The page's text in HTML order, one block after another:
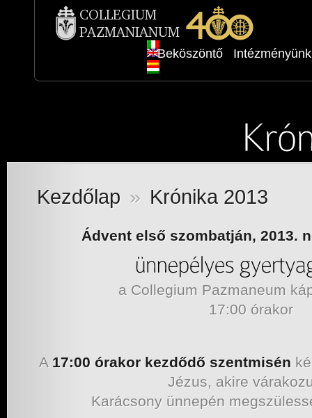
Beköszöntő Intézményünk
Kezdőlap » Krónika 2013
Ádvent első szombatján, 2013.
a Collegium Pazmaneum
17:00 órakor
A 17:00 órakor kezdődő szentmisén
Jézus, akire
Karácsony ünnepén